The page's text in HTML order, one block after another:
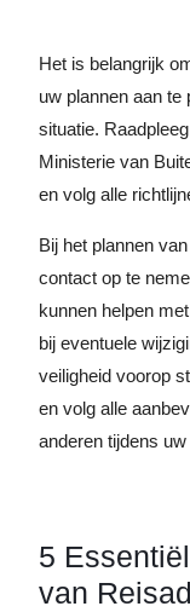
Het is belangrijk
uw plannen aan te
situatie.
Ministerie van
en volg alle
Bij het plannen
contact op te
kunnen helpen
bij eventuele
veiligheid voorop
en volg alle
anderen tijdens
5
van